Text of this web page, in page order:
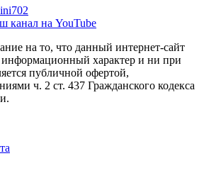
канал на YouTube
на то, что данный интернет-сайт
характер и ни при
публичной офертой,
ч. 2 ст. 437 Гражданского кодекса